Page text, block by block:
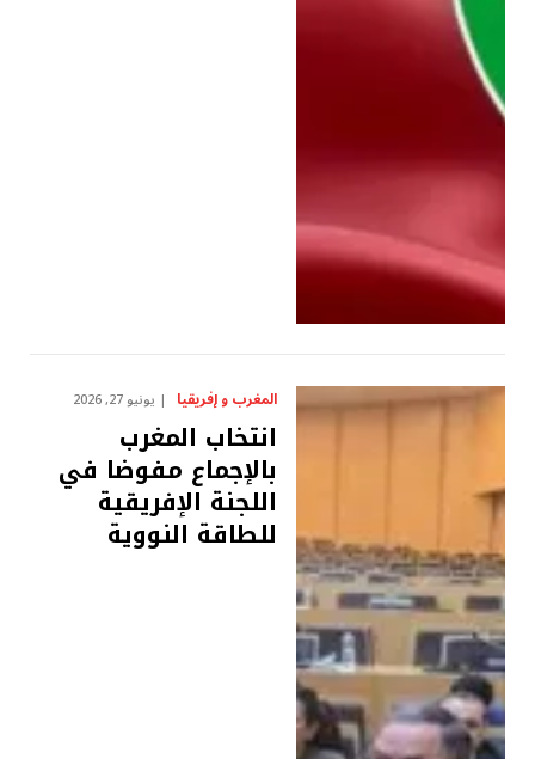
المغرب و إفريقيا يونيو 27, 2026
انتخاب المغرب
بالإجماع مفوضا في
اللجنة الإفريقية
للطاقة النووية